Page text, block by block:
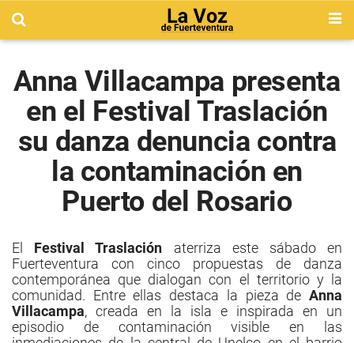
Anna Villacampa presenta
en el Festival Traslación
su danza denuncia contra
la contaminación en
Puerto del Rosario
El Festival Traslación aterriza este sábado en
Fuerteventura con cinco propuestas de danza
contemporánea que dialogan con el territorio y la
comunidad. Entre ellas destaca la pieza de Anna
Villacampa, creada en la isla e inspirada en un
episodio de contaminación visible en las